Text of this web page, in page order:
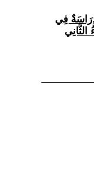
دِرَاسَةٌ فِي